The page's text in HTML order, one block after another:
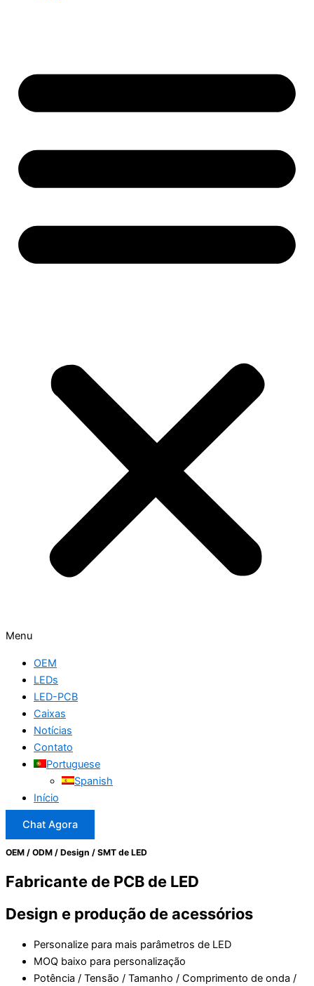
Menu
OEM
LEDs
LED-PCB
Caixas
Notícias
Contato
Portuguese
Spanish
Início
Chat Agora
OEM / ODM / Design / SMT de LED
Fabricante de PCB de LED
Design e produção de acessórios
Personalize para mais parâmetros de LED
MOQ baixo para personalização
Potência / Tensão / Tamanho / Comprimento de onda /